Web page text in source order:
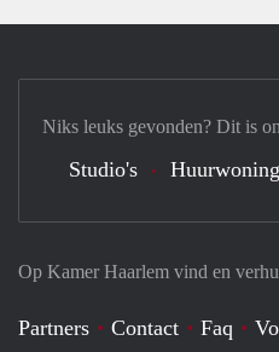
Op Kamer Haarlem vind en
Partners Contact Faq
Niks leuks gevonden? Dit is
Studio's